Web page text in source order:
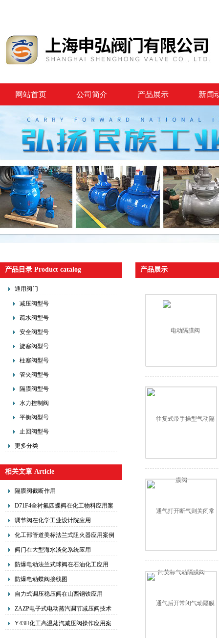
网站首页 公司简介 产品展示 新闻
产品目录 Product catalog
通用阀门
减压阀型号
疏水阀型号
安全阀型号
旋塞阀型号
柱塞阀型号
管夹阀型号
隔膜阀型号
水力控制阀
平衡阀型号
止回阀型号
更多分类
相关文章 Article
隔膜阀截断作用
D71F4全衬氟四蝶阀在化工物料应用案
例
调节阀在化学工业设计院应用
化工部管道美标法兰式阻火器应用案例
阀门在大型海水淡化系统应用
防爆电动法兰式球阀在石油化工应用
防爆电动蝶阀接线图
自力式调压稳压阀在山西钢铁应用
ZAZP电子式电动蒸汽调节减压阀技术
参数
Y43H化工高温蒸汽减压阀操作应用案
产品展示